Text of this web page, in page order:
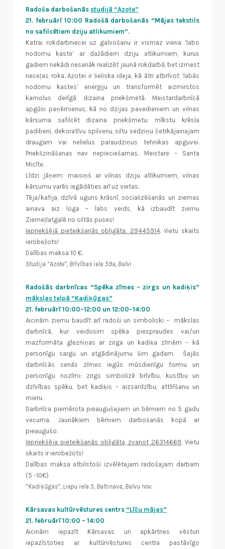
Radoša darbošanās studijā “Azote”
21. februārī 10:00 Radošā darbošanās “Mājas tekstils
no safilcētiem dziju atlikumiem”.
Katrai rokdarbniecei uz galvošanu ir vismaz viena ‘labo
nodomu kaste’ ar dažādiem dziju atlikumiem, kurus
gadiem nekādi nesanāk realizēt jaunā rokdarbā, bet izmest
neceļas roka. Azotei ir lieliska ideja, kā ātri atbrīvot ‘labās
nodomu kastes’ enerģiju un transformēt aizmirstos
kamolus derīgā dizaina priekšmetā. Meistardarbnīcā
apgūsi paņēmienus, kā no dzijas pavedieniem un vilnas
kārsuma safilcēt dizaina priekšmetu: mīkstu krēsla
padibeni, dekoratīvu spilvenu, siltu sedziņu četrkājainajam
draugam vai nelielus paraudziņus tehnikas apguvei.
Priekšzināšanas nav nepieciešamas. Meistare – Santa
Micīte.
Līdzi jāņem: maisiņš ar vilnas dziju atlikumiem, vilnas
kārsumu varēs iegādāties arī uz vietas.
Tēja/kafija, dzīvā uguns krāsnī, socializēšanās un ziemas
ainava aiz loga – labs veids, kā izbaudīt ziemu
Ziemeļlatgalē no siltās puses!
Iepriekšējā pieteikšanās obligāta: 29445914. Vietu skaits
ierobežots!
Dalības maksa 10 €.
Studija “Azote”, Brīvības iela 59a, Balvi
Radošās darbnīcas “Spēka zīmes – zirgs un kadiķis”
mākslas telpā “Kadiķūgas”
21. februārī 10:00–12:00 un 12:00–14:00
Aicinām ziemu baudīt arī radoši un simboliski – mākslas
darbnīcā, kur veidosim spēka piespraudes vai/un
mazformāta glezniņas ar zirga un kadiķa zīmēm – kā
personīgu sargu un atgādinājumu šim gadam. Šajās
darbnīcās senās zīmes iegūs mūsdienīgu formu un
personīgu nozīmi: zirgs simbolizē brīvību, kustību un
dzīvības spēku, bet kadiķis – aizsardzību, attīrīšanu un
mieru.
Darbnīca piemērota pieaugušajiem un bērniem no 5 gadu
vecuma. Jaunākiem bērniem darbošanās kopā ar
pieaugušo.
Iepriekšēja pieteikšanās obligāta, zvanot 26314669. Vietu
skaits ir ierobežots!
Dalības maksa atbilstoši izvēlētajam radošajam darbam
(5 -10€)
“Kadiķūgas”, Liepu iela 5, Baltinava, Balvu nov.
Kārsavas kultūrvēstures centrs “Līču mājas”
21. februārī 10:00 – 14:00
Aicinām iepazīt Kārsavas un apkārtnes vēsturi
iepazīstoties ar kultūrvēstures centra pastāvīgo